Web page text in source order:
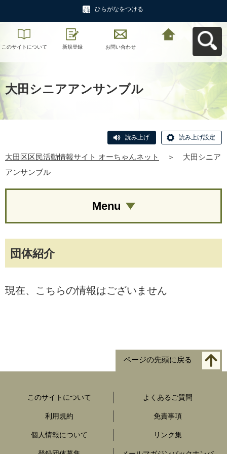
ひらがなをつける
このサイトについて 新規登録 お問い合わせ
大田シニアアンサンブル
読み上げ 読み上げ設定
大田区区民活動情報サイト オーちゃんネット ＞
大田シニア
アンサンブル
団体紹介
現在、こちらの情報はございません
Menu
ページの先頭に戻る
このサイトについて よくあるご質問
利用規約 免責事項
個人情報について リンク集